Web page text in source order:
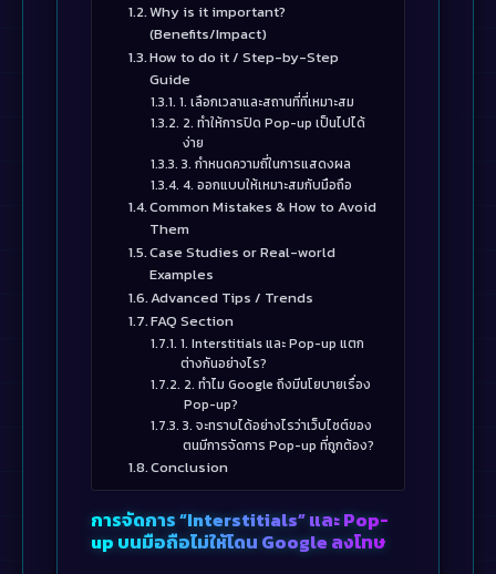
Why is it important?
(Benefits/Impact)
How to do it / Step-by-Step
Guide
1. เลือกเวลาและสถานที่ที่เหมาะสม
2. ทำให้การปิด Pop-up เป็นไปได้
ง่าย
3. กำหนดความถี่ในการแสดงผล
4. ออกแบบให้เหมาะสมกับมือถือ
Common Mistakes & How to Avoid
Them
Case Studies or Real-world
Examples
Advanced Tips / Trends
FAQ Section
1. Interstitials และ Pop-up แตก
ต่างกันอย่างไร?
2. ทำไม Google ถึงมีนโยบายเรื่อง
Pop-up?
3. จะทราบได้อย่างไรว่าเว็บไซต์ของ
ตนมีการจัดการ Pop-up ที่ถูกต้อง?
Conclusion
การจัดการ “Interstitials” และ Pop-
up บนมือถือไม่ให้โดน Google ลงโทษ